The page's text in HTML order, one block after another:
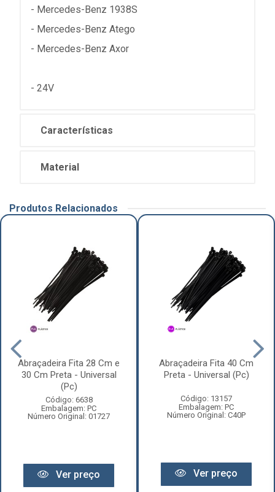
- Mercedes-Benz 1938S
- Mercedes-Benz Atego
- Mercedes-Benz Axor
- 24V
Características
Material
Produtos Relacionados
Abraçadeira Fita 28 Cm e
30 Cm Preta - Universal
(Pc)
Código: 6638
Embalagem: PC
Número Original: 01727
Ver preço
Abraçadeira Fita 40 Cm
Preta - Universal (Pc)
Código: 13157
Embalagem: PC
Número Original: C40P
Ver preço